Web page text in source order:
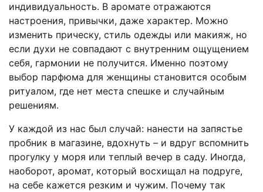
индивидуальность. В аромате отражаются
настроения, привычки, даже характер. Можно
изменить прическу, стиль одежды или макияж, но
если духи не совпадают с внутренним ощущением
себя, гармонии не получится. Именно поэтому
выбор парфюма для женщины становится особым
ритуалом, где нет места спешке и случайным
решениям.
У каждой из нас был случай: нанести на запястье
пробник в магазине, вдохнуть – и вдруг вспомнить
прогулку у моря или теплый вечер в саду. Иногда,
наоборот, аромат, который восхищал на подруге,
на себе кажется резким и чужим. Почему так